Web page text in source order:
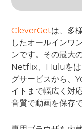
CleverGetは、多
したオールインワ
ンです。その最大
Netflix、Huluをは
グサービスから、
イトまで幅広く対
音質で動画を保存